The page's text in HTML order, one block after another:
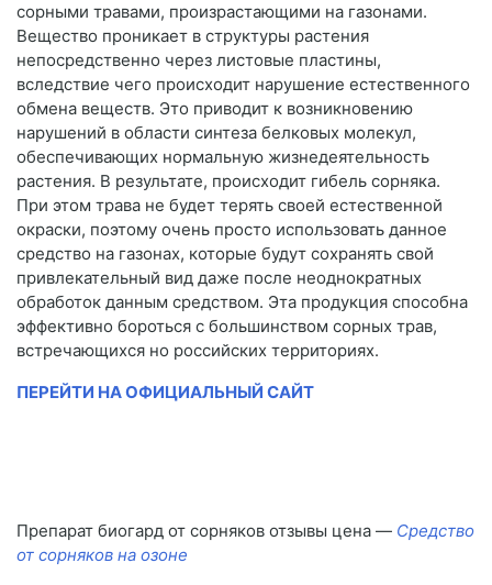
сорными травами, произрастающими на газонами.
Вещество проникает в структуры растения
непосредственно через листовые пластины,
вследствие чего происходит нарушение естественного
обмена веществ. Это приводит к возникновению
нарушений в области синтеза белковых молекул,
обеспечивающих нормальную жизнедеятельность
растения. В результате, происходит гибель сорняка.
При этом трава не будет терять своей естественной
окраски, поэтому очень просто использовать данное
средство на газонах, которые будут сохранять свой
привлекательный вид даже после неоднократных
обработок данным средством. Эта продукция способна
эффективно бороться с большинством сорных трав,
встречающихся но российских территориях.
ПЕРЕЙТИ НА ОФИЦИАЛЬНЫЙ САЙТ
Препарат биогард от сорняков отзывы цена — Средство
от сорняков на озоне